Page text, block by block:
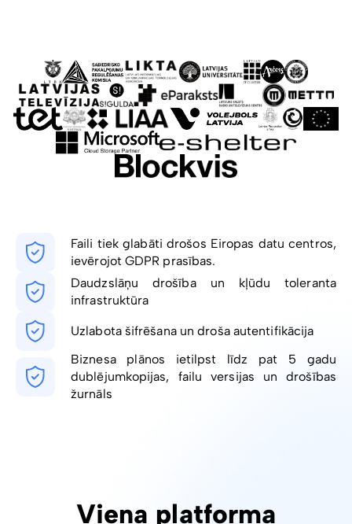
Faili tiek glabāti drošos Eiropas datu centros,
ievērojot GDPR prasības.
Daudzslāņu drošība un kļūdu toleranta
infrastruktūra
Uzlabota šifrēšana un droša autentifikācija
Biznesa plānos ietilpst līdz pat 5 gadu
dublējumkopijas, failu versijas un drošības
žurnāls
Viena platforma